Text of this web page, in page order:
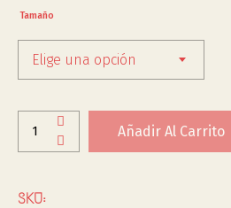
Tamaño
Elige una opción
Añadir Al Carrito
SKU: